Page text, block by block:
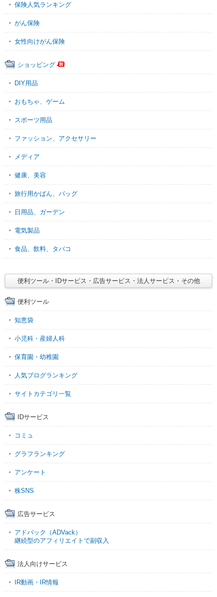
保険人気ランキング
がん保険
女性向けがん保険
ショッピング
DIY用品
おもちゃ、ゲーム
スポーツ用品
ファッション、アクセサリー
メディア
健康、美容
旅行用かばん、バッグ
日用品、ガーデン
電気製品
食品、飲料、タバコ
便利ツール・IDサービス・広告サービス・法人サービス・その他
便利ツール
知恵袋
小児科・産婦人科
保育園・幼稚園
人気ブログランキング
サイトカテゴリ一覧
IDサービス
コミュ
グラフランキング
アンケート
株SNS
広告サービス
アドバック（ADVack）
継続型のアフィリエイトで副収入
法人向けサービス
IR動画・IR情報